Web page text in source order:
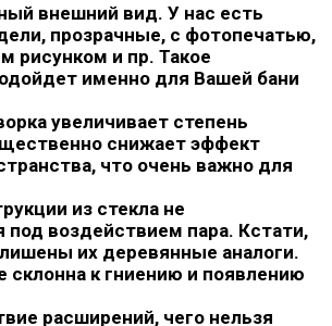
внешний вид. У нас есть
прозрачные, с фотопечатью,
рисунком и пр. Такое
именно для Вашей бани
увеличивает степень
снижает эффект
что очень важно для
из стекла не
воздействием пара. Кстати,
их деревянные аналоги.
склонна к гниению и появлению
расширений, чего нельзя